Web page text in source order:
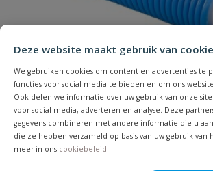
Deze website maakt gebruik van
We gebruiken cookies om content en advertenties te
functies voor social media te bieden en om ons
Ook delen we informatie over uw gebruik van onze
voor social media, adverteren en analyse. Deze
gegevens combineren met andere informatie die u
die ze hebben verzameld op basis van uw gebruik van
meer in ons cookiebeleid.
Beoordeling versturen
Uponor Uni Pipe PLUS in mantelbuis
Meerlagenbuis in rode of blauwe mantelbuis
25 mm | Lengte: per meter, 50 en 75 meter
sanitair, verwarming/koeling